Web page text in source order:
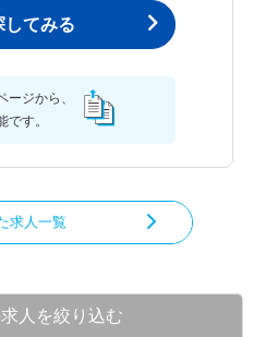
してみる
ージから、
です。
求人一覧
人を絞り込む